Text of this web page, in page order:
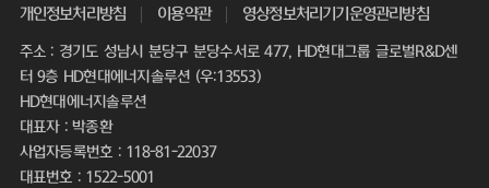
개인정보처리방침 이용약관 영상정보처리기기운영관리방침
주소 : 경기도 성남시 분당구 분당수서로 477, HD현대그룹 글로벌R&D센
터 9층 HD현대에너지솔루션 (우:13553)
HD현대에너지솔루션
대표자 : 박종환
사업자등록번호 : 118-81-22037
대표번호 : 1522-5001